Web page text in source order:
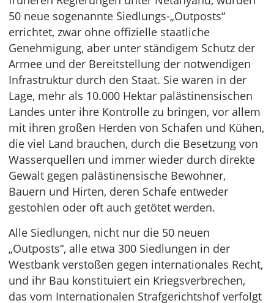
50 neue sogenannte Siedlungs-„Outposts“
errichtet, zwar ohne offizielle staatliche
Genehmigung, aber unter ständigem Schutz der
Armee und der Bereitstellung der notwendigen
Infrastruktur durch den Staat. Sie waren in der
Lage, mehr als 10.000 Hektar palästinensischen
Landes unter ihre Kontrolle zu bringen, vor allem
mit ihren großen Herden von Schafen und Kühen,
die viel Land brauchen, durch die Besetzung von
Wasserquellen und immer wieder durch direkte
Gewalt gegen palästinensische Bewohner,
Bauern und Hirten, deren Schafe entweder
gestohlen oder oft auch getötet werden.
Alle Siedlungen, nicht nur die 50 neuen
„Outposts“, alle etwa 300 Siedlungen in der
Westbank verstoßen gegen internationales Recht,
und ihr Bau konstituiert ein Kriegsverbrechen,
das vom Internationalen Strafgerichtshof verfolgt